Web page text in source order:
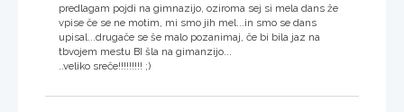
predlagam pojdi na gimnazijo, oziroma sej si mela dans že
vpise če se ne motim, mi smo jih mel...in smo se dans
upisal...drugače se še malo pozanimaj, če bi bila jaz na
tbvojem mestu BI šla na gimanzijo...
..veliko sreče!!!!!!!!! ;)